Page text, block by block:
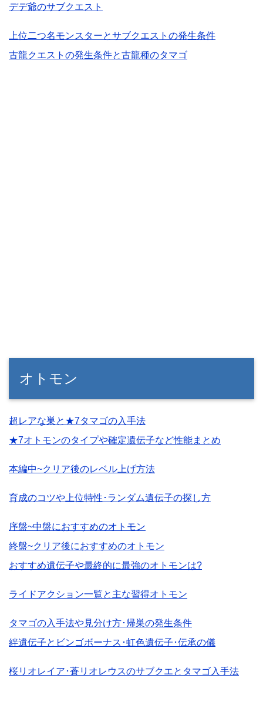
デデ爺のサブクエスト
上位二つ名モンスターとサブクエストの発生条件
古龍クエストの発生条件と古龍種のタマゴ
オトモン
超レアな巣と★7タマゴの入手法
★7オトモンのタイプや確定遺伝子など性能まとめ
本編中~クリア後のレベル上げ方法
育成のコツや上位特性･ランダム遺伝子の探し方
序盤~中盤におすすめのオトモン
終盤~クリア後におすすめのオトモン
おすすめ遺伝子や最終的に最強のオトモンは?
ライドアクション一覧と主な習得オトモン
タマゴの入手法や見分け方･帰巣の発生条件
絆遺伝子とビンゴボーナス･虹色遺伝子･伝承の儀
桜リオレイア･蒼リオレウスのサブクエとタマゴ入手法